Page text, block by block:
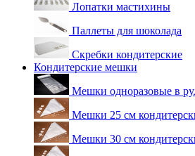
Лопатки мастихины
Паллеты для шоколада
Скребки кондитерские
Кондитерские мешки
Мешки одноразовые в
Мешки 25 см
Мешки 30 см